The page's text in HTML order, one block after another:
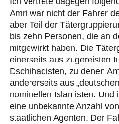
Amri war nicht der Fahrer
aber Teil der
bis zehn Personen, die an
mitgewirkt haben. Die
einerseits aus zugereisten
Dschihadisten, zu denen
andererseits aus
nominellen Islamisten. Und
eine unbekannte Anzahl
staatlichen Agenten. Der